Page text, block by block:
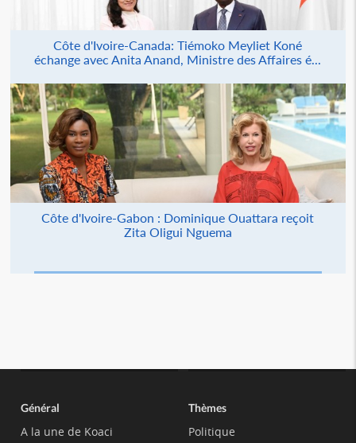
Côte d'Ivoire-Canada: Tiémoko Meyliet Koné
échange avec Anita Anand, Ministre des Affaires é...
Côte d'Ivoire-Gabon : Dominique Ouattara reçoit
Zita Oligui Nguema
Général
A la une de Koaci
Thèmes
Politique